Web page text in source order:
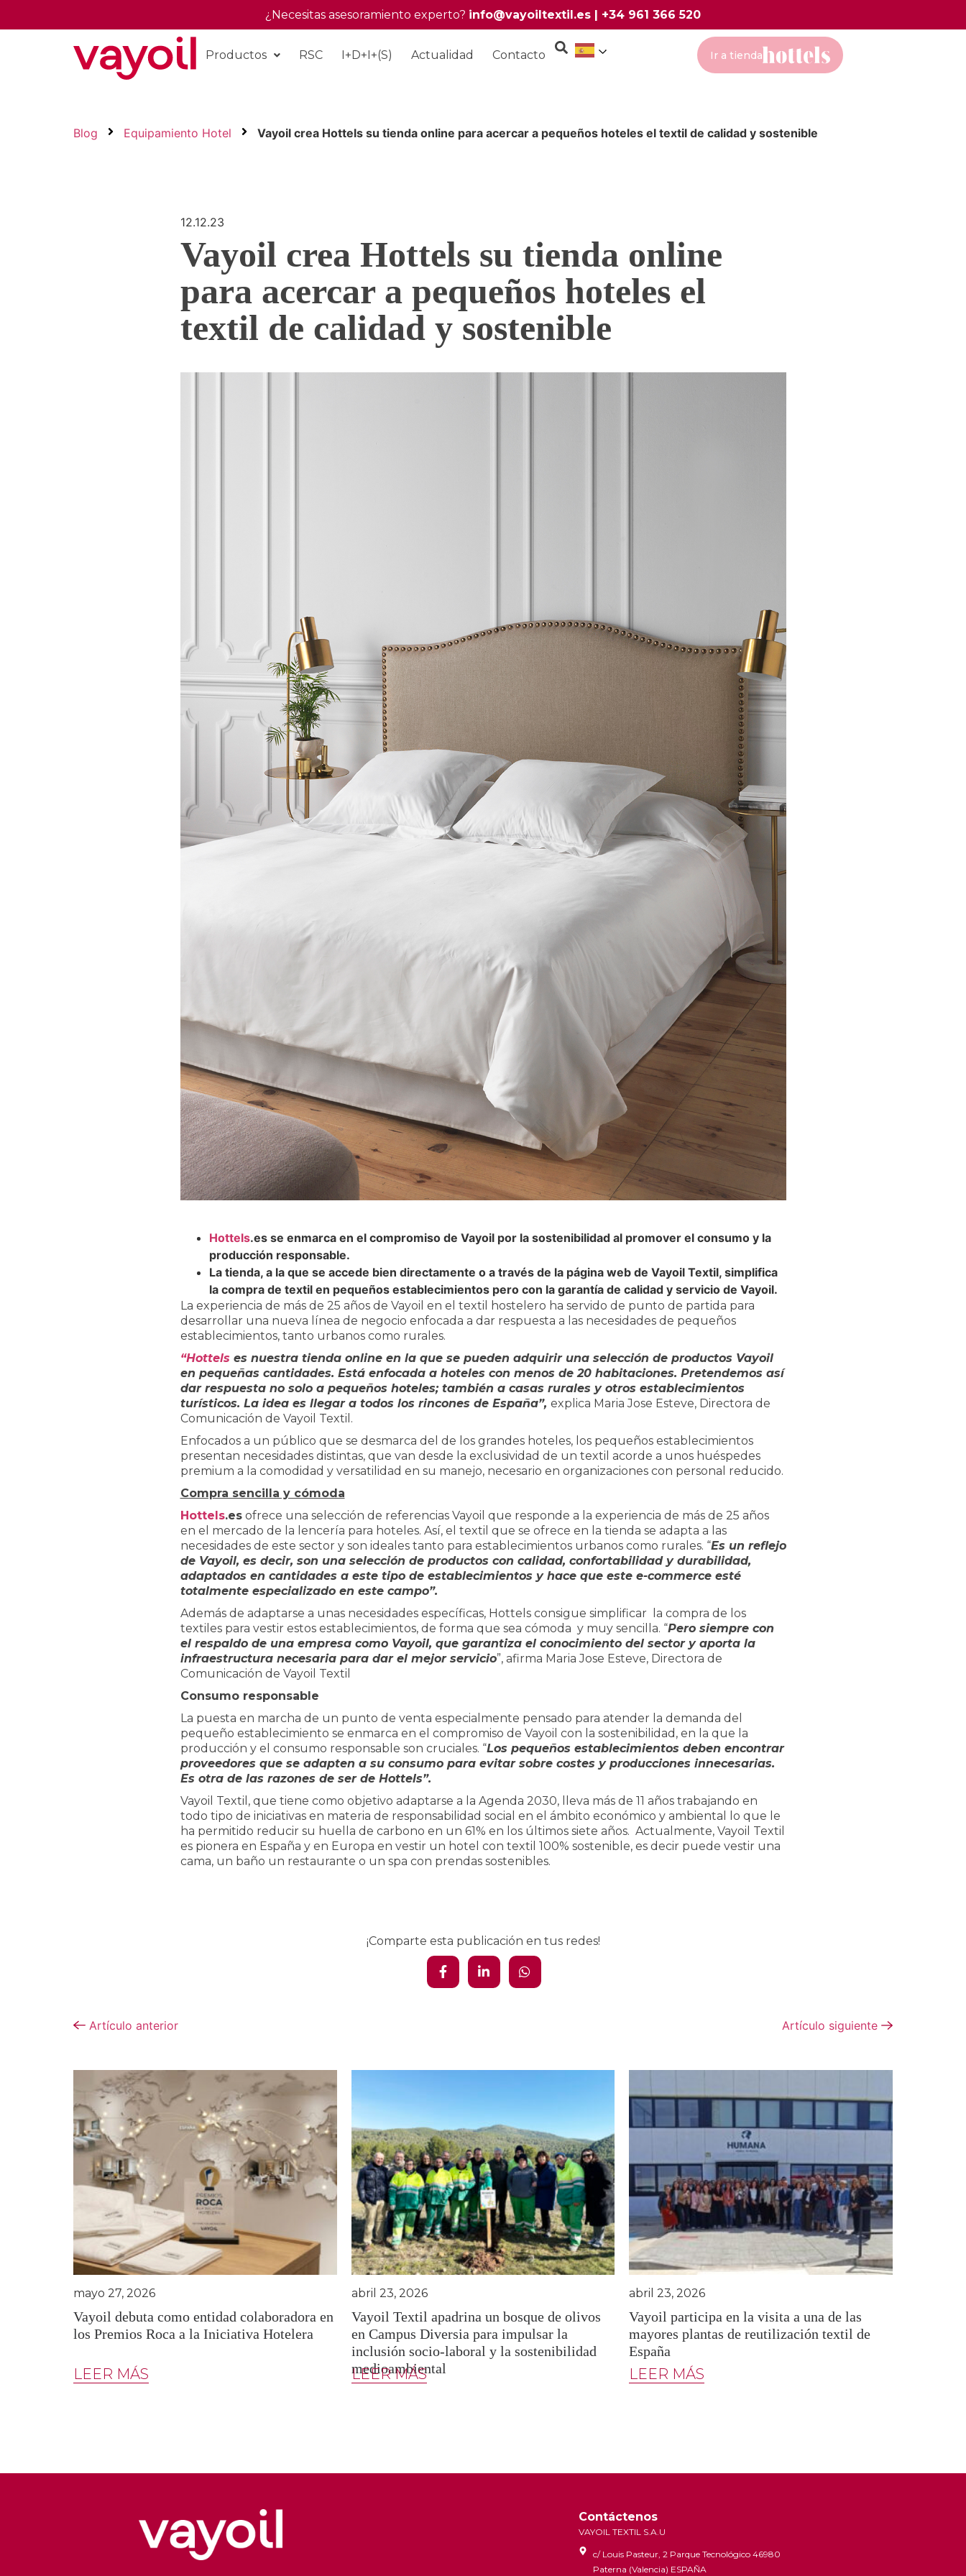
¿Necesitas asesoramiento experto? info@vayoiltextil.es | +34 961 366 520
Productos RSC I+D+I+(S) Actualidad Contacto Ir a tienda
Blog Equipamiento Hotel Vayoil crea Hottels su tienda online para acercar a pequeños hoteles el textil de calidad y sostenible
12.12.23
Vayoil crea Hottels su tienda online
para acercar a pequeños hoteles el
textil de calidad y sostenible
Hottels.esse enmarca en el compromiso de Vayoil por la sostenibilidad al promover el consumo y la
producción responsable.
La tienda, a la que se accede bien directamente o a través de la página web de Vayoil Textil, simplifica
la compra de textil en pequeños establecimientos pero con la garantía de calidad y servicio de Vayoil.
La experiencia de más de 25 años de Vayoil en el textil hostelero ha servido de punto de partida para
desarrollar una nueva línea de negocio enfocada a dar respuesta a las necesidades de pequeños
establecimientos, tanto urbanos como rurales.
“Hottels es nuestra tienda online en la que se pueden adquirir una selección de productos Vayoil
en pequeñas cantidades. Está enfocada a hoteles con menos de 20 habitaciones. Pretendemos así
dar respuesta no solo a pequeños hoteles; también a casas rurales y otros establecimientos
turísticos. La idea es llegar a todos los rincones de España”, explica Maria Jose Esteve, Directora de
Comunicación de Vayoil Textil.
Enfocados a un público que se desmarca del de los grandes hoteles, los pequeños establecimientos
presentan necesidades distintas, que van desde la exclusividad de un textil acorde a unos huéspedes
premium a la comodidad y versatilidad en su manejo, necesario en organizaciones con personal reducido.
Compra sencilla y cómoda
Hottels.esofrece una selección de referencias Vayoil que responde a la experiencia de más de 25 años
en el mercado de la lencería para hoteles. Así, el textil que se ofrece en la tienda se adapta a las
necesidades de este sector y son ideales tanto para establecimientos urbanos como rurales. “Es un reflejo
de Vayoil, es decir, son una selección de productos con calidad, confortabilidad y durabilidad,
adaptados en cantidades a este tipo de establecimientos y hace que este e-commerce esté
totalmente especializado en este campo”.
Además de adaptarse a unas necesidades específicas, Hottels consigue simplificar la compra de los
textiles para vestir estos establecimientos, de forma que sea cómoda y muy sencilla. “Pero siempre con
el respaldo de una empresa como Vayoil, que garantiza el conocimiento del sector y aporta la
infraestructura necesaria para dar el mejor servicio”, afirma Maria Jose Esteve, Directora de
Comunicación de Vayoil Textil
Consumo responsable
La puesta en marcha de un punto de venta especialmente pensado para atender la demanda del
pequeño establecimiento se enmarca en el compromiso de Vayoil con la sostenibilidad, en la que la
producción y el consumo responsable son cruciales. “Los pequeños establecimientos deben encontrar
proveedores que se adapten a su consumo para evitar sobre costes y producciones innecesarias.
Es otra de las razones de ser de Hottels”.
Vayoil Textil, que tiene como objetivo adaptarse a la Agenda 2030, lleva más de 11 años trabajando en
todo tipo de iniciativas en materia de responsabilidad social en el ámbito económico y ambiental lo que le
ha permitido reducir su huella de carbono en un 61% en los últimos siete años. Actualmente, Vayoil Textil
es pionera en España y en Europa en vestir un hotel con textil 100% sostenible, es decir puede vestir una
cama, un baño un restaurante o un spa con prendas sostenibles.
¡Comparte esta publicación en tus redes!
Artículo anterior Artículo siguiente
Vayoil debuta como entidad colaboradora en
los Premios Roca a la Iniciativa Hotelera
mayo 27, 2026
LEER MÁS
Vayoil Textil apadrina un bosque de olivos
en Campus Diversia para impulsar la
inclusión socio-laboral y la sostenibilidad
medioambiental
abril 23, 2026
LEER MÁS
Vayoil participa en la visita a una de las
mayores plantas de reutilización textil de
España
abril 23, 2026
LEER MÁS
Contáctenos
VAYOIL TEXTIL S.A.U
c/ Louis Pasteur, 2 Parque Tecnológico 46980
Paterna (Valencia) ESPAÑA